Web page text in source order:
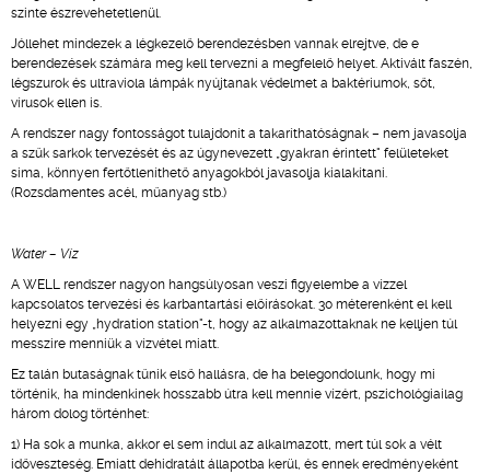
szinte észrevehetetlenül.
Jóllehet mindezek a légkezelő berendezésben vannak elrejtve, de e
berendezések számára meg kell tervezni a megfelelő helyet. Aktivált faszén,
légszurok és ultraviola lámpák nyújtanak védelmet a baktériumok, sőt,
vírusok ellen is.
A rendszer nagy fontosságot tulajdonít a takaríthatóságnak – nem javasolja
a szűk sarkok tervezését és az úgynevezett „gyakran érintett" felületeket
sima, könnyen fertőtleníthető anyagokból javasolja kialakítani.
(Rozsdamentes acél, műanyag stb.)
Water – Víz
A WELL rendszer nagyon hangsúlyosan veszi figyelembe a vízzel
kapcsolatos tervezési és karbantartási előírásokat. 30 méterenként el kell
helyezni egy „hydration station"-t, hogy az alkalmazottaknak ne kelljen túl
messzire menniük a vízvétel miatt.
Ez talán butaságnak tűnik első hallásra, de ha belegondolunk, hogy mi
történik, ha mindenkinek hosszabb útra kell mennie vízért, pszichológiailag
három dolog történhet:
1) Ha sok a munka, akkor el sem indul az alkalmazott, mert túl sok a vélt
időveszteség. Emiatt dehidratált állapotba kerül, és ennek eredményeként